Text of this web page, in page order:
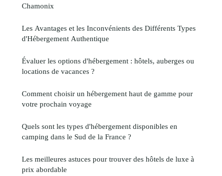
Chamonix
Les Avantages et les Inconvénients des Différents Types
d'Hébergement Authentique
Évaluer les options d'hébergement : hôtels, auberges ou
locations de vacances ?
Comment choisir un hébergement haut de gamme pour
votre prochain voyage
Quels sont les types d'hébergement disponibles en
camping dans le Sud de la France ?
Les meilleures astuces pour trouver des hôtels de luxe à
prix abordable